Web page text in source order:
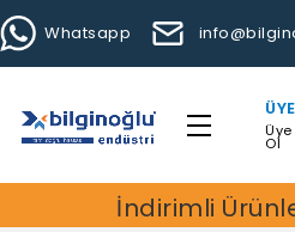
Whatsapp
Üye
Ol
İndirimli